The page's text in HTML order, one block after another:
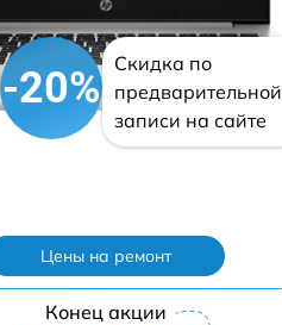
-20%
Скидка по
предварительной
записи на сайте
Цены на ремонт
Конец акции